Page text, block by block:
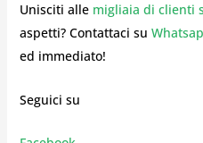
Unisciti alle migliaia di clienti
aspetti? Contattaci su
ed immediato!
Seguici su